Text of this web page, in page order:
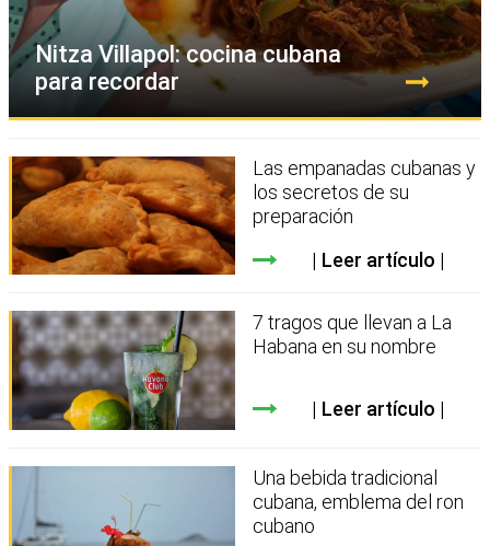
Nitza Villapol: cocina cubana
para recordar
Las empanadas cubanas y
los secretos de su
preparación
Leer artículo
7 tragos que llevan a La
Habana en su nombre
Leer artículo
Una bebida tradicional
cubana, emblema del ron
cubano